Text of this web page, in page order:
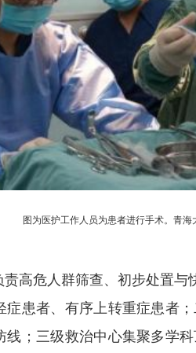
图为医护工作人员为患者进行手术。青海
危人群筛查、初步处置与
患者、有序上转重症患者
；三级救治中心集聚多学